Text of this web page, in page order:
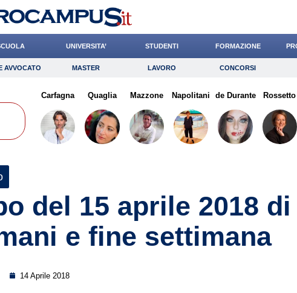
UNIVERSITA’ STUDENTI FORMAZIONE
Avvocato Master Lavoro Concorsi
Consigli Risparmio Diritto
AVVOCATO MASTER LAVORO CONCORSI
Carfagna Quaglia Mazzone Napolitani de Durante Rossetto
del 15 aprile 2018
e fine settimana
14 Aprile 2018